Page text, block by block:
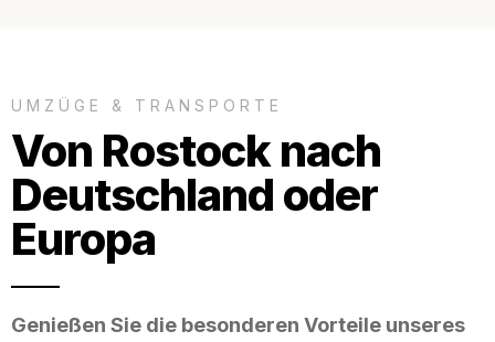
UMZÜGE & TRANSPORTE
Von Rostock nach
Deutschland oder
Europa
Genießen Sie die besonderen Vorteile unseres